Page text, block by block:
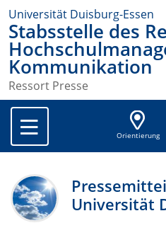
Universität Duisburg-Essen
Stabsstelle des
Kommunikation
Ressort Presse
Orientierung
Universität